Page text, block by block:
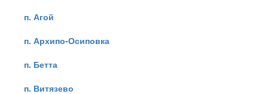
п. Агой
п. Архипо-Осиповка
п. Бетта
п. Витязево